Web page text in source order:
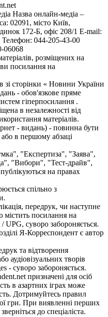
Назва онлайн-медіа –
02091, місто Київ,
172-Б, офіс 208/1 E-mail:
Телефон: 044-205-43-00
06068
розміщених на
посилання на
зі сторінки « Новини України
- обов'язкове пряме
гіперпосилання .
в незалежності від
матеріалів.
- видань) - повинна бути
в першому абзаці
"Експертиза", "Заява",
"Вибори", "Тест-драйв",
на правах
спільно з
передрук, чи наступне
посилання на
UPG, суворо забороняється.
Я-Корреспондент є автор
та відтворення
аудіовізуальних творів
- суворо забороняється.
призначені для осіб
в азартних іграх може
Дотримуйтесь правил
гри. При виявленні перших
до спеціаліста.